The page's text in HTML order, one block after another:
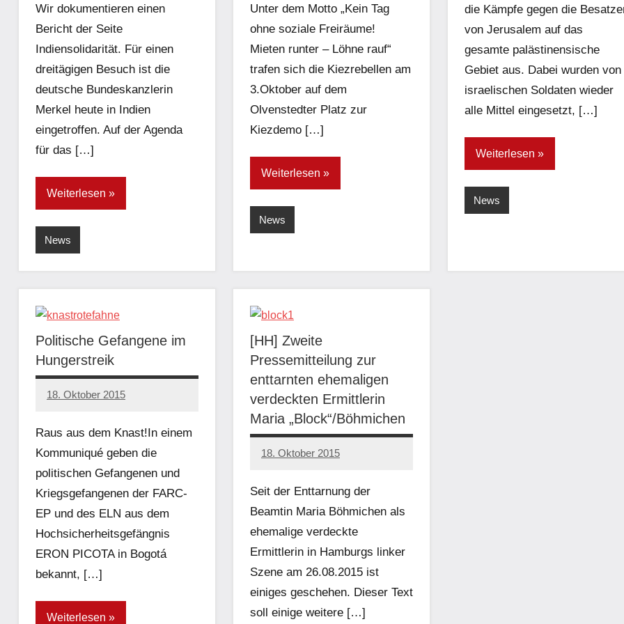
Wir dokumentieren einen
Bericht der Seite
Indiensolidarität. Für einen
dreitägigen Besuch ist die
deutsche Bundeskanzlerin
Merkel heute in Indien
eingetroffen. Auf der Agenda
für das […]
Weiterlesen
News
Unter dem Motto „Kein Tag
ohne soziale Freiräume!
Mieten runter – Löhne rauf“
trafen sich die Kiezrebellen am
3.Oktober auf dem
Olvenstedter Platz zur
Kiezdemo […]
Weiterlesen
News
die Kämpfe gegen die
von Jerusalem auf das
gesamte palästinensische
Gebiet aus. Dabei wurden von
israelischen Soldaten wieder
alle Mittel eingesetzt, […]
Weiterlesen
News
Politische Gefangene im
Hungerstreik
18. Oktober 2015
admin
Raus aus dem Knast!In einem
Kommuniqué geben die
politischen Gefangenen und
Kriegsgefangenen der FARC-
EP und des ELN aus dem
Hochsicherheitsgefängnis
ERON PICOTA in Bogotá
bekannt, […]
Weiterlesen
[HH] Zweite
Pressemitteilung zur
enttarnten ehemaligen
verdeckten Ermittlerin
Maria „Block“/Böhmichen
18. Oktober 2015
admin
Seit der Enttarnung der
Beamtin Maria Böhmichen als
ehemalige verdeckte
Ermittlerin in Hamburgs linker
Szene am 26.08.2015 ist
einiges geschehen. Dieser Text
soll einige weitere […]